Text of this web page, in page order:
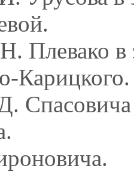
Плевако в
Карицкого.